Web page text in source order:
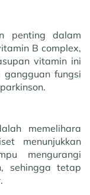
penting dalam
B complex,
vitamin ini
gangguan fungsi
memelihara
menunjukkan
mengurangi
sehingga tetap